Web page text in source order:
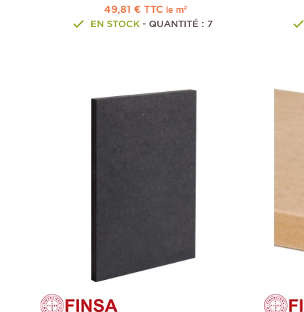
49,81 € TTC le m²
EN STOCK- QUANTITÉ : 7